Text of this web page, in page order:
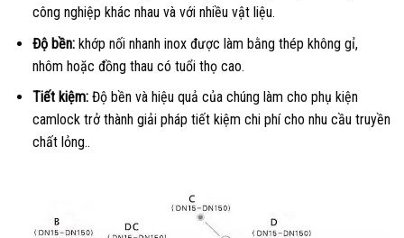
công nghiệp khác nhau và với nhiều vật liệu.
Độ bền:khớp nối nhanh inox được làm bằng thép không gỉ,
nhôm hoặc đồng thau có tuổi thọ cao.
Tiết kiệm:Độ bền và hiệu quả của chúng làm cho phụ kiện
camlock trở thành giải pháp tiết kiệm chi phí cho nhu cầu truyền
chất lỏng..